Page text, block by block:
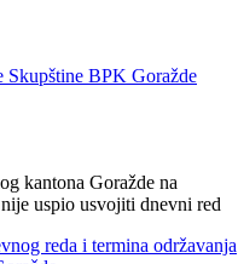
prvu vanrednu sjednicu
Vlade BPK Goražde